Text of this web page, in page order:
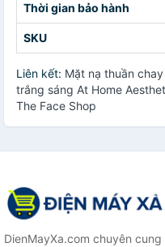
Thời gian bảo hành
SKU
Liên kết: Mặt nạ thuần
trắng sáng At Home
The Face Shop
DienMayXa.com chuyên